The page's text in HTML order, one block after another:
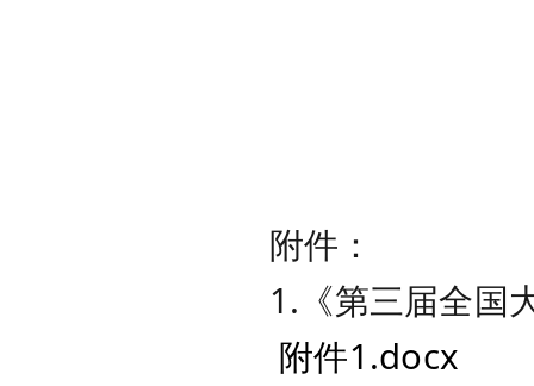
附件：
1.《第三届全国
附件1.docx